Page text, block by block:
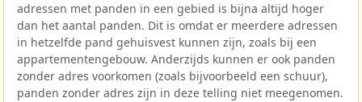
adressen met panden in een gebied is bijna altijd hoger
dan het aantal panden. Dit is omdat er meerdere adressen
in hetzelfde pand gehuisvest kunnen zijn, zoals bij een
appartementengebouw. Anderzijds kunnen er ook panden
zonder adres voorkomen (zoals bijvoorbeeld een schuur),
panden zonder adres zijn in deze telling niet meegenomen.